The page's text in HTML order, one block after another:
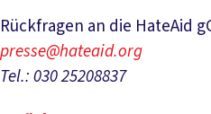
Rückfragen an die HateAid
presse@hateaid.org
Tel.: 030 25208837